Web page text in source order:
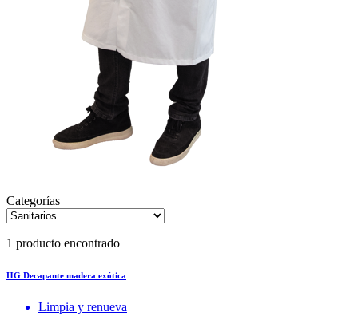
Categorías
1 producto encontrado
HG Decapante madera exótica
Limpia y renueva